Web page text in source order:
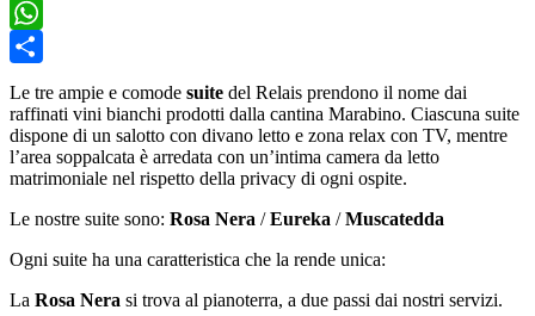
Twitter
WhatsApp
Le tre ampie e comode suite del Relais prendono il nome dai
raffinati vini bianchi prodotti dalla cantina Marabino. Ciascuna suite
dispone di un salotto con divano letto e zona relax con TV, mentre
l’area soppalcata è arredata con un’intima camera da letto
matrimoniale nel rispetto della privacy di ogni ospite.
Le nostre suite sono: Rosa Nera /Eureka /Muscatedda
Ogni suite ha una caratteristica che la rende unica:
La Rosa Nera si trova al pianoterra, a due passi dai nostri servizi.